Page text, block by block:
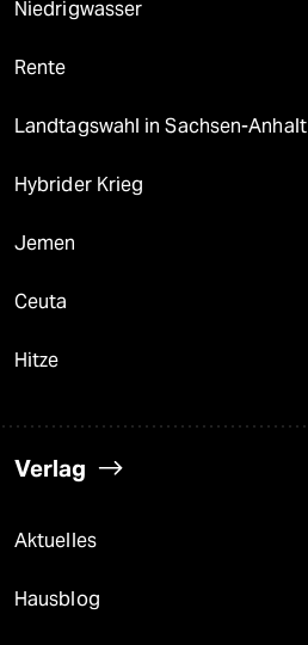
Niedrigwasser
Rente
Landtagswahl in Sachsen-Anhalt
Hybrider Krieg
Jemen
Ceuta
Hitze
Verlag
Aktuelles
Hausblog